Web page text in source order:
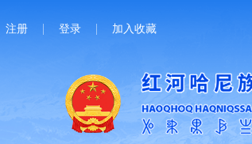
注册 登录 加入收藏